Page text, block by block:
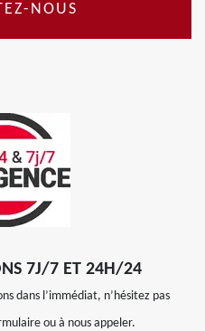
NOUS
7J/7 ET 24H/24
dans l’immédiat, n’hésitez pas
ou à nous appeler.